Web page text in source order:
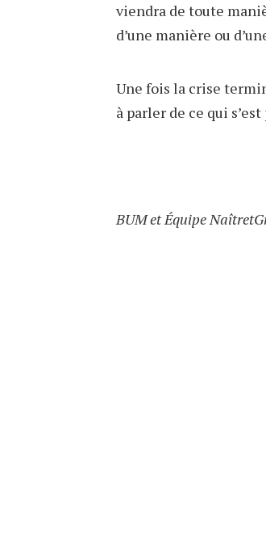
viendra de toute
d’une manière ou
Une fois la crise
à parler de ce qui
BUM et Équipe